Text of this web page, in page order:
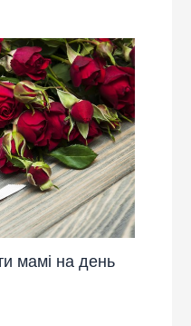
мамі на день